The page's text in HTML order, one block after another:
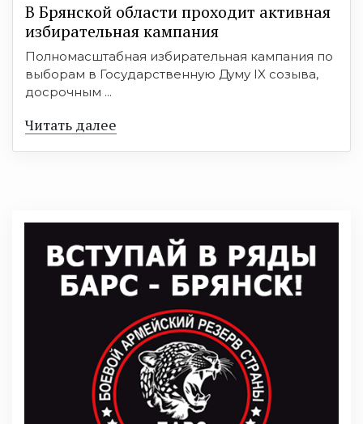
В Брянской области проходит активная
избирательная кампания
Полномасштабная избирательная кампания по
выборам в Государственную Думу IX созыва,
досрочным ...
Читать далее